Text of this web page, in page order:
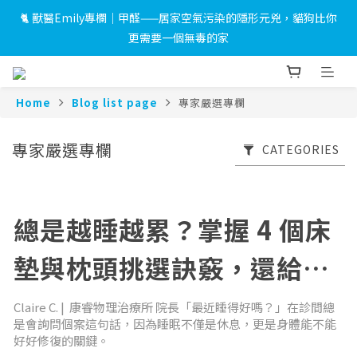
🎉LINE 加入好友＋會員註冊禮｜完成綁定即送 $500 折價券及限
量小燈箱！
🐈 獸醫Emily專欄｜甲醛——居家空氣污染的隱形元兇，貓狗比你
更需要一個無毒的家
🎉LINE 加入好友＋會員註冊禮｜完成綁定即送 $500 折價券及限
Home Blog list page 專家嚴選專欄
專家嚴選專欄 CATEGORIES
總是越睡越累？掌握 4 個床
墊與枕頭挑選訣竅，還給身
體真正的休息！
Claire C. | 康睿物理治療所 院長「最近睡得好嗎？」在診間總
是會詢問個案這句話，因為睡眠不僅是休息，更是身體能不能
好好修復的關鍵。